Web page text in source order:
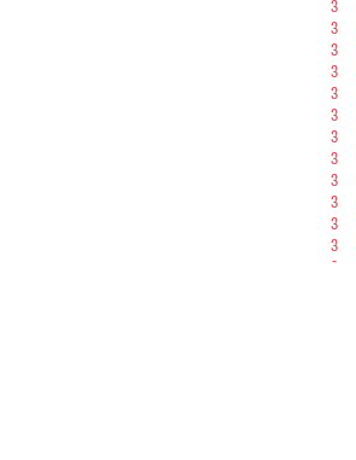
3
3
3
3
3
3
3
3
3
3
3
3